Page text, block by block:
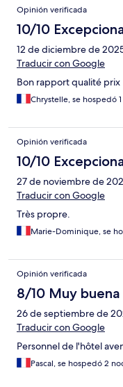
Opinión verificada
10/10
12 de diciembre de
Traducir con Google
Bon rapport qualité prix
Chrystelle, se hospedó
Opinión verificada
10/10
27 de noviembre de
Traducir con Google
Très propre.
Marie-Dominique, se
Opinión verificada
8/10 Muy buena
26 de septiembre de
Traducir con Google
Personnel de l'hôtel
Pascal, se hospedó 2